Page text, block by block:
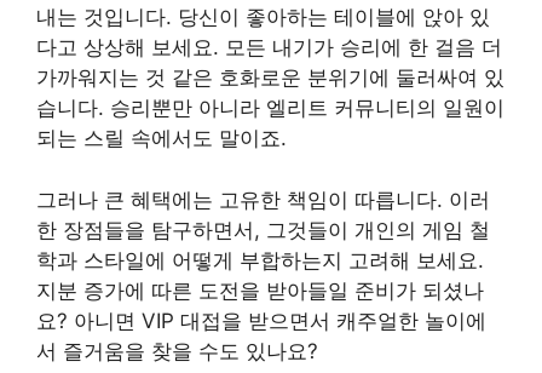
내는 것입니다. 당신이 좋아하는 테이블에 앉아 있
다고 상상해 보세요. 모든 내기가 승리에 한 걸음 더
가까워지는 것 같은 호화로운 분위기에 둘러싸여 있
습니다. 승리뿐만 아니라 엘리트 커뮤니티의 일원이
되는 스릴 속에서도 말이죠.
그러나 큰 혜택에는 고유한 책임이 따릅니다. 이러
한 장점들을 탐구하면서, 그것들이 개인의 게임 철
학과 스타일에 어떻게 부합하는지 고려해 보세요.
지분 증가에 따른 도전을 받아들일 준비가 되셨나
요? 아니면 VIP 대접을 받으면서 캐주얼한 놀이에
서 즐거움을 찾을 수도 있나요?